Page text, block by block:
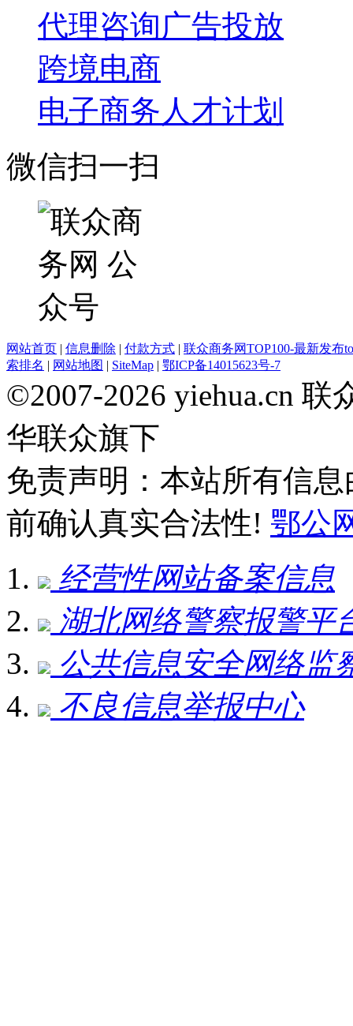
代理咨询广告投放
跨境电商
电子商务人才计划
微信扫一扫
网站首页 | 信息删除 | 付款方式 | 联众商务网TOP100-最新发布
索排名 | 网站地图 | SiteMap | 鄂ICP备14015623号-7
©2007-2026 yiehua.cn
华联众旗下
免责声明：本站所有信
前确认真实合法性! 鄂公
经营性网站备案信息
湖北网络警察报警平
公共信息安全网络监
不良信息举报中心